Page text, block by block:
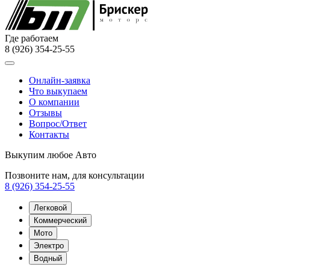
Где работаем
8 (926) 354-25-55
Онлайн-заявка
Что выкупаем
О компании
Отзывы
Вопрос/Ответ
Контакты
Выкупим любое Авто
Позвоните нам, для консультации
8 (926) 354-25-55
Легковой
Коммерческий
Мото
Электро
Водный